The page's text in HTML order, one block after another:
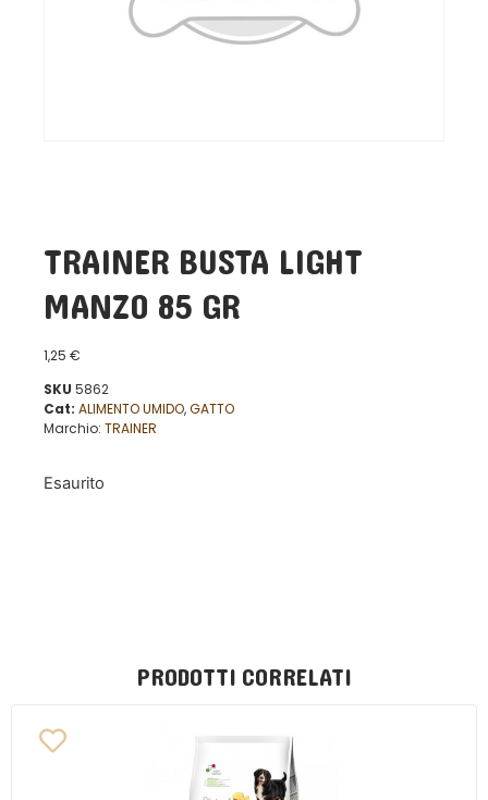
TRAINER BUSTA LIGHT
MANZO 85 GR
1,25 €
SKU 5862
Cat: ALIMENTO UMIDO,GATTO
Marchio: TRAINER
Esaurito
PRODOTTI CORRELATI